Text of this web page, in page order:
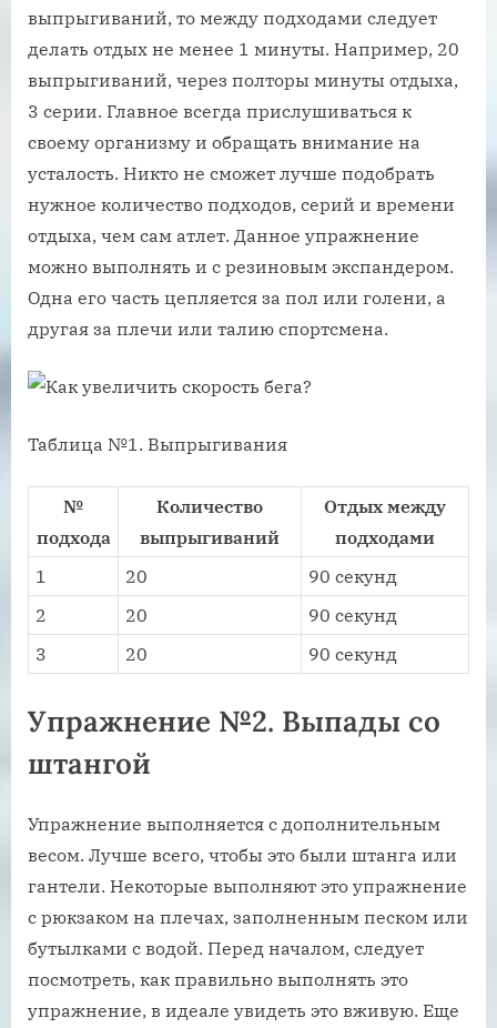
выпрыгиваний, то между подходами следует
делать отдых не менее 1 минуты. Например, 20
выпрыгиваний, через полторы минуты отдыха,
3 серии. Главное всегда прислушиваться к
своему организму и обращать внимание на
усталость. Никто не сможет лучше подобрать
нужное количество подходов, серий и времени
отдыха, чем сам атлет. Данное упражнение
можно выполнять и с резиновым экспандером.
Одна его часть цепляется за пол или голени, а
другая за плечи или талию спортсмена.
Таблица №1. Выпрыгивания
№
подхода
Количество
выпрыгиваний
Отдых между
подходами
1
20
90 секунд
2
20
90 секунд
3
20 90 секунд
Упражнение №2. Выпады со
штангой
Упражнение выполняется с дополнительным
весом. Лучше всего, чтобы это были штанга или
гантели. Некоторые выполняют это упражнение
с рюкзаком на плечах, заполненным песком или
бутылками с водой. Перед началом, следует
посмотреть, как правильно выполнять это
упражнение, в идеале увидеть это вживую. Еще